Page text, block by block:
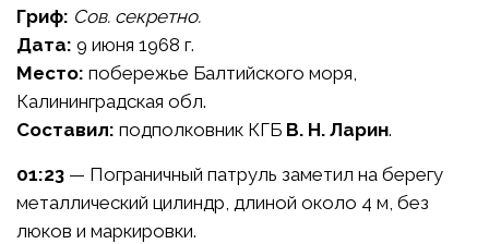
Гриф: Сов. секретно.
Дата: 9 июня 1968 г.
Место: побережье Балтийского моря,
Калининградская обл.
Составил: подполковник КГБ В. Н. Ларин.
01:23 — Пограничный патруль заметил на берегу
металлический цилиндр, длиной около 4 м, без
люков и маркировки.